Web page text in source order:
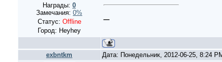
Награды: 0
Замечания: 0%
Статус: Offline
Город: Heyhey
exbntkm Дата: Понедельник, 2012-06-25, 8:24